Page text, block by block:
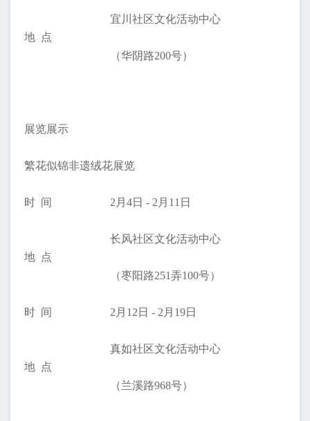
地 点
宜川社区文化活动中心
（华阴路200号）
展览展示
繁花似锦非遗绒花展览
时 间 2月4日 - 2月11日
地 点
长风社区文化活动中心
（枣阳路251弄100号）
时 间 2月12日 - 2月19日
地 点
真如社区文化活动中心
（兰溪路968号）